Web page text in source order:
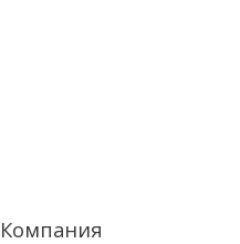
Компания